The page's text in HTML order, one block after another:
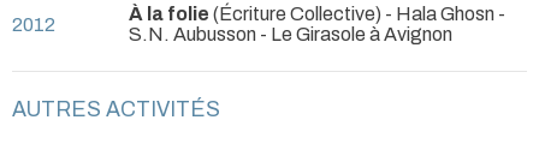
2012
À la folie (Écriture Collective) - Hala Ghosn -
S.N. Aubusson - Le Girasole à Avignon
AUTRES ACTIVITÉS